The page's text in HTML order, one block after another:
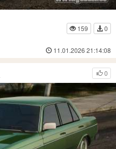
159
0
11.01.2026 21:14:08
0